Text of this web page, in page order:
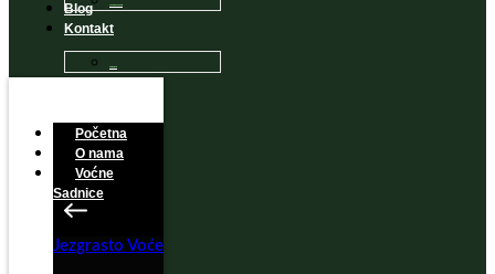
Blog
Kontakt
Početna
O nama
Voćne
Sadnice
Jezgrasto Voće